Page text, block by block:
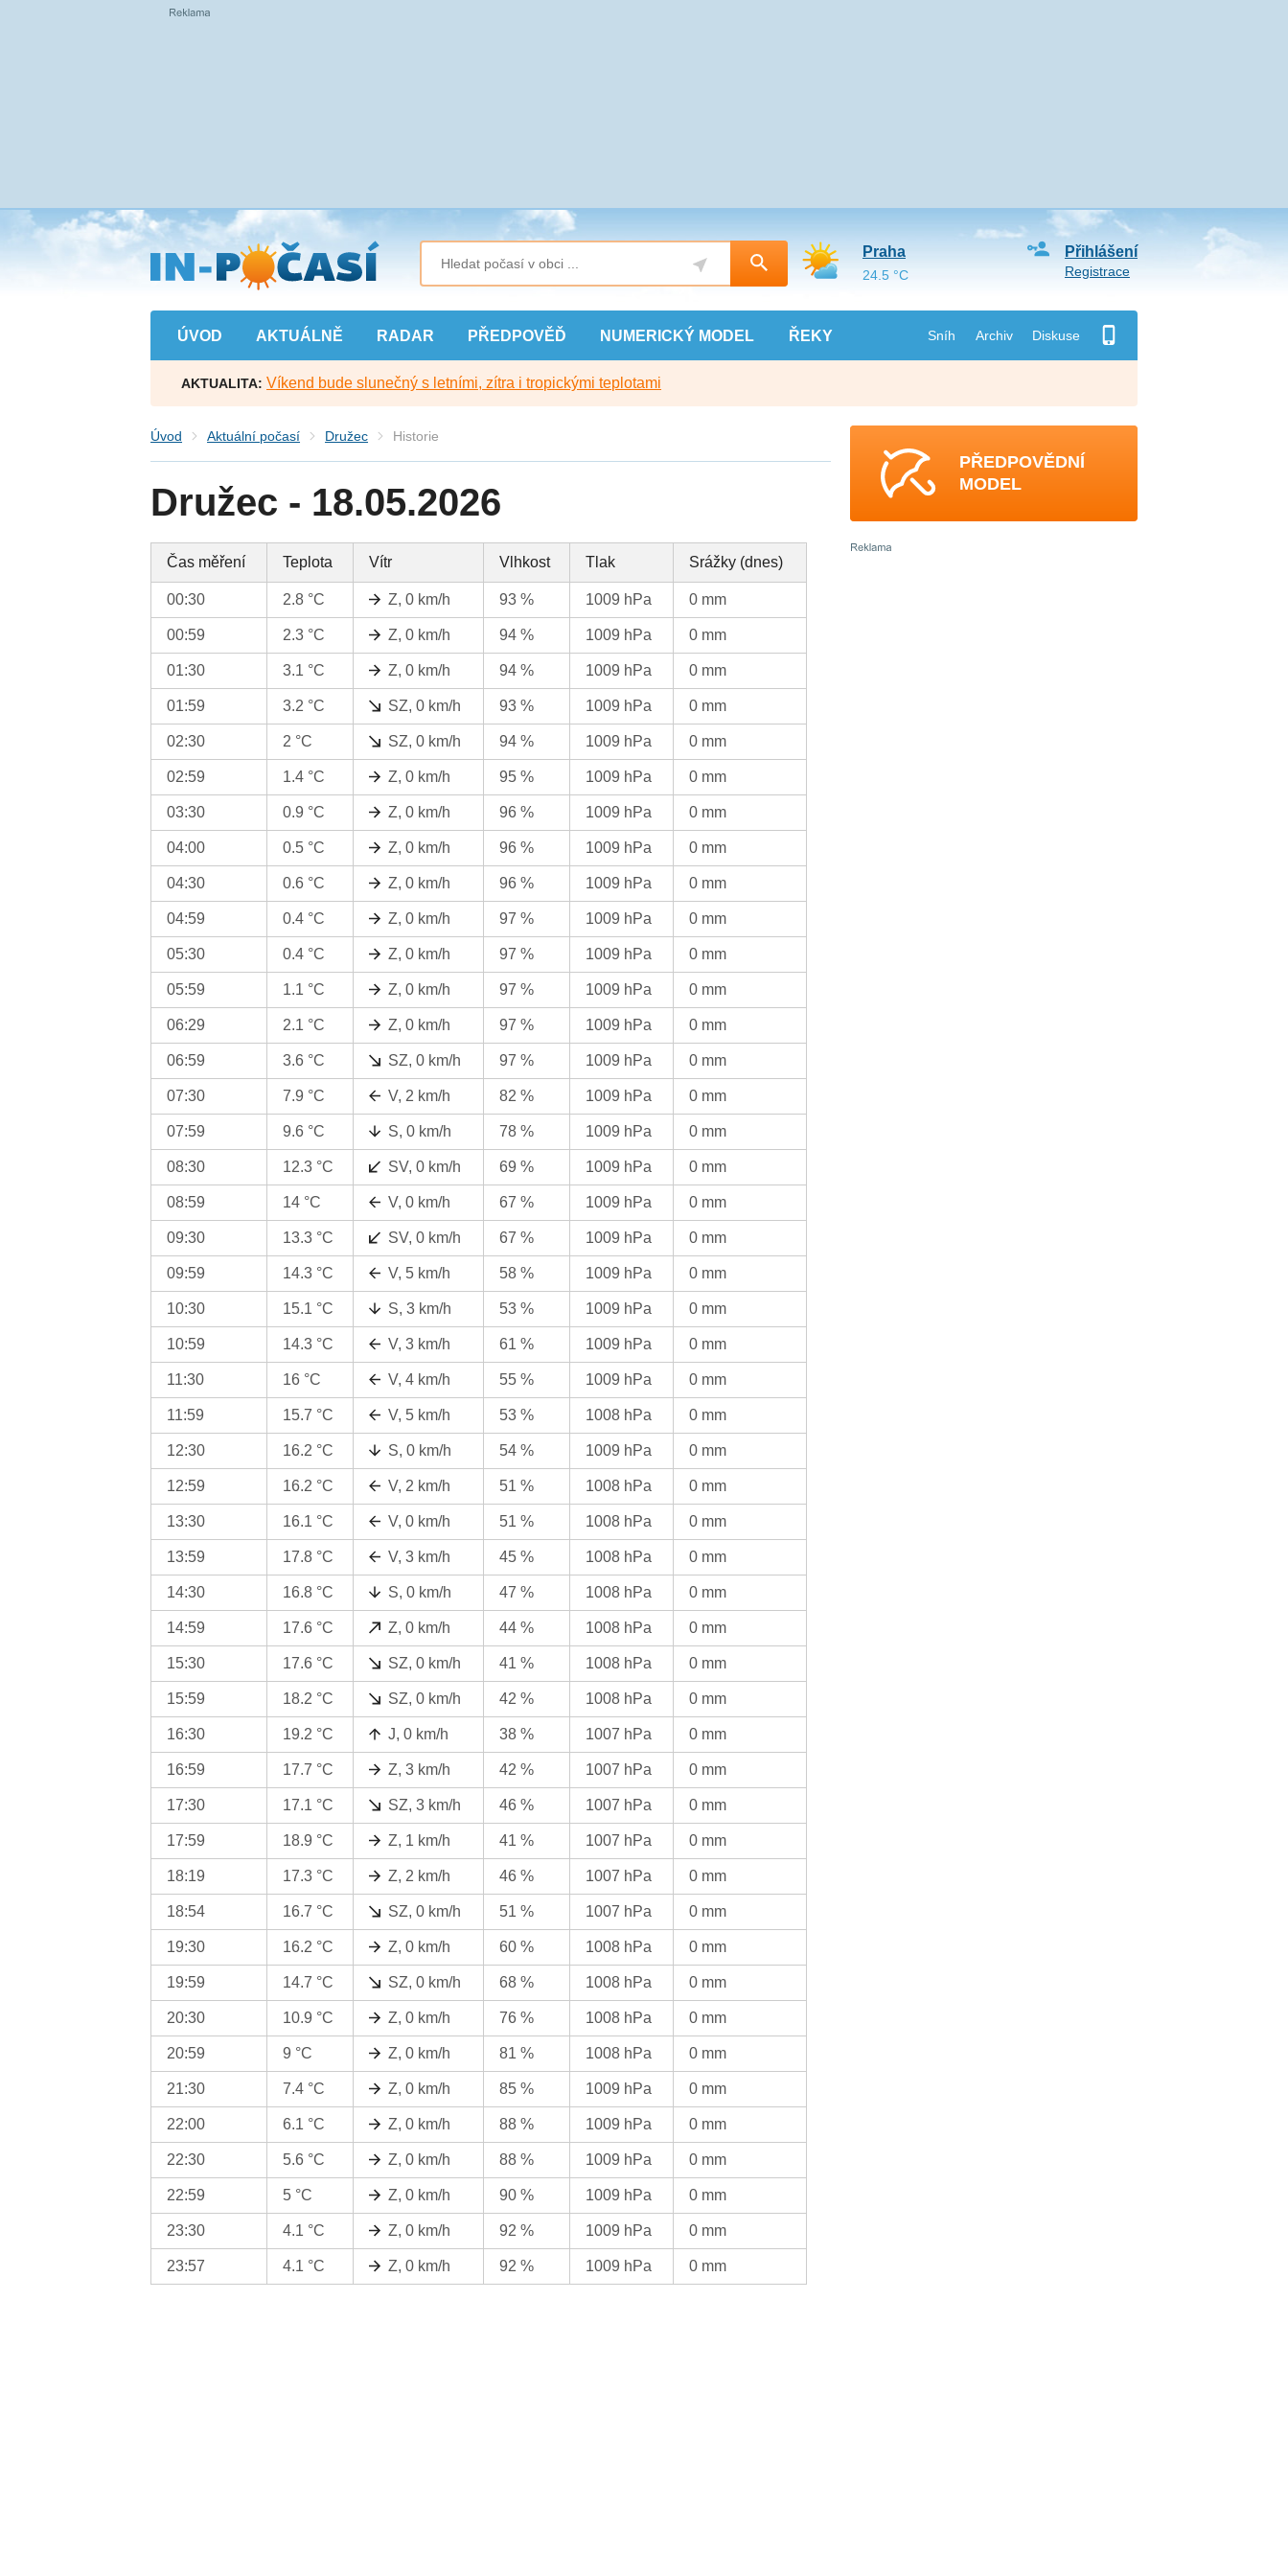
Přejít
na
hlavní
obsah
ÚVOD AKTUÁLNĚ RADAR PŘEDPOVĚĎ NUMERICKÝ MODEL ŘEKY Sníh Archiv Diskuse
Přihlášení
Registrace
Praha
24.5 °C
AKTUALITA: Víkend bude slunečný s letními, zítra i tropickými teplotami
Úvod Aktuální počasí Družec Historie
Družec - 18.05.2026
Čas měření Teplota Vítr Vlhkost Tlak Srážky (dnes)
00:30 2.8 °C Z, 0 km/h 93 % 1009 hPa 0 mm
00:59 2.3 °C Z, 0 km/h 94 % 1009 hPa 0 mm
01:30 3.1 °C Z, 0 km/h 94 % 1009 hPa 0 mm
01:59 3.2 °C SZ, 0 km/h 93 % 1009 hPa 0 mm
02:30 2 °C SZ, 0 km/h 94 % 1009 hPa 0 mm
02:59 1.4 °C Z, 0 km/h 95 % 1009 hPa 0 mm
03:30 0.9 °C Z, 0 km/h 96 % 1009 hPa 0 mm
04:00 0.5 °C Z, 0 km/h 96 % 1009 hPa 0 mm
04:30 0.6 °C Z, 0 km/h 96 % 1009 hPa 0 mm
04:59 0.4 °C Z, 0 km/h 97 % 1009 hPa 0 mm
05:30 0.4 °C Z, 0 km/h 97 % 1009 hPa 0 mm
05:59 1.1 °C Z, 0 km/h 97 % 1009 hPa 0 mm
06:29 2.1 °C Z, 0 km/h 97 % 1009 hPa 0 mm
06:59 3.6 °C SZ, 0 km/h 97 % 1009 hPa 0 mm
07:30 7.9 °C V, 2 km/h 82 % 1009 hPa 0 mm
07:59 9.6 °C S, 0 km/h 78 % 1009 hPa 0 mm
08:30 12.3 °C SV, 0 km/h 69 % 1009 hPa 0 mm
08:59 14 °C V, 0 km/h 67 % 1009 hPa 0 mm
09:30 13.3 °C SV, 0 km/h 67 % 1009 hPa 0 mm
09:59 14.3 °C V, 5 km/h 58 % 1009 hPa 0 mm
10:30 15.1 °C S, 3 km/h 53 % 1009 hPa 0 mm
10:59 14.3 °C V, 3 km/h 61 % 1009 hPa 0 mm
11:30 16 °C V, 4 km/h 55 % 1009 hPa 0 mm
11:59 15.7 °C V, 5 km/h 53 % 1008 hPa 0 mm
12:30 16.2 °C S, 0 km/h 54 % 1009 hPa 0 mm
12:59 16.2 °C V, 2 km/h 51 % 1008 hPa 0 mm
13:30 16.1 °C V, 0 km/h 51 % 1008 hPa 0 mm
13:59 17.8 °C V, 3 km/h 45 % 1008 hPa 0 mm
14:30 16.8 °C S, 0 km/h 47 % 1008 hPa 0 mm
14:59 17.6 °C Z, 0 km/h 44 % 1008 hPa 0 mm
15:30 17.6 °C SZ, 0 km/h 41 % 1008 hPa 0 mm
15:59 18.2 °C SZ, 0 km/h 42 % 1008 hPa 0 mm
16:30 19.2 °C J, 0 km/h 38 % 1007 hPa 0 mm
16:59 17.7 °C Z, 3 km/h 42 % 1007 hPa 0 mm
17:30 17.1 °C SZ, 3 km/h 46 % 1007 hPa 0 mm
17:59 18.9 °C Z, 1 km/h 41 % 1007 hPa 0 mm
18:19 17.3 °C Z, 2 km/h 46 % 1007 hPa 0 mm
18:54 16.7 °C SZ, 0 km/h 51 % 1007 hPa 0 mm
19:30 16.2 °C Z, 0 km/h 60 % 1008 hPa 0 mm
19:59 14.7 °C SZ, 0 km/h 68 % 1008 hPa 0 mm
20:30 10.9 °C Z, 0 km/h 76 % 1008 hPa 0 mm
20:59 9 °C Z, 0 km/h 81 % 1008 hPa 0 mm
21:30 7.4 °C Z, 0 km/h 85 % 1009 hPa 0 mm
22:00 6.1 °C Z, 0 km/h 88 % 1009 hPa 0 mm
22:30 5.6 °C Z, 0 km/h 88 % 1009 hPa 0 mm
22:59 5 °C Z, 0 km/h 90 % 1009 hPa 0 mm
23:30 4.1 °C Z, 0 km/h 92 % 1009 hPa 0 mm
23:57 4.1 °C Z, 0 km/h 92 % 1009 hPa 0 mm
PŘEDPOVĚDNÍ
MODEL